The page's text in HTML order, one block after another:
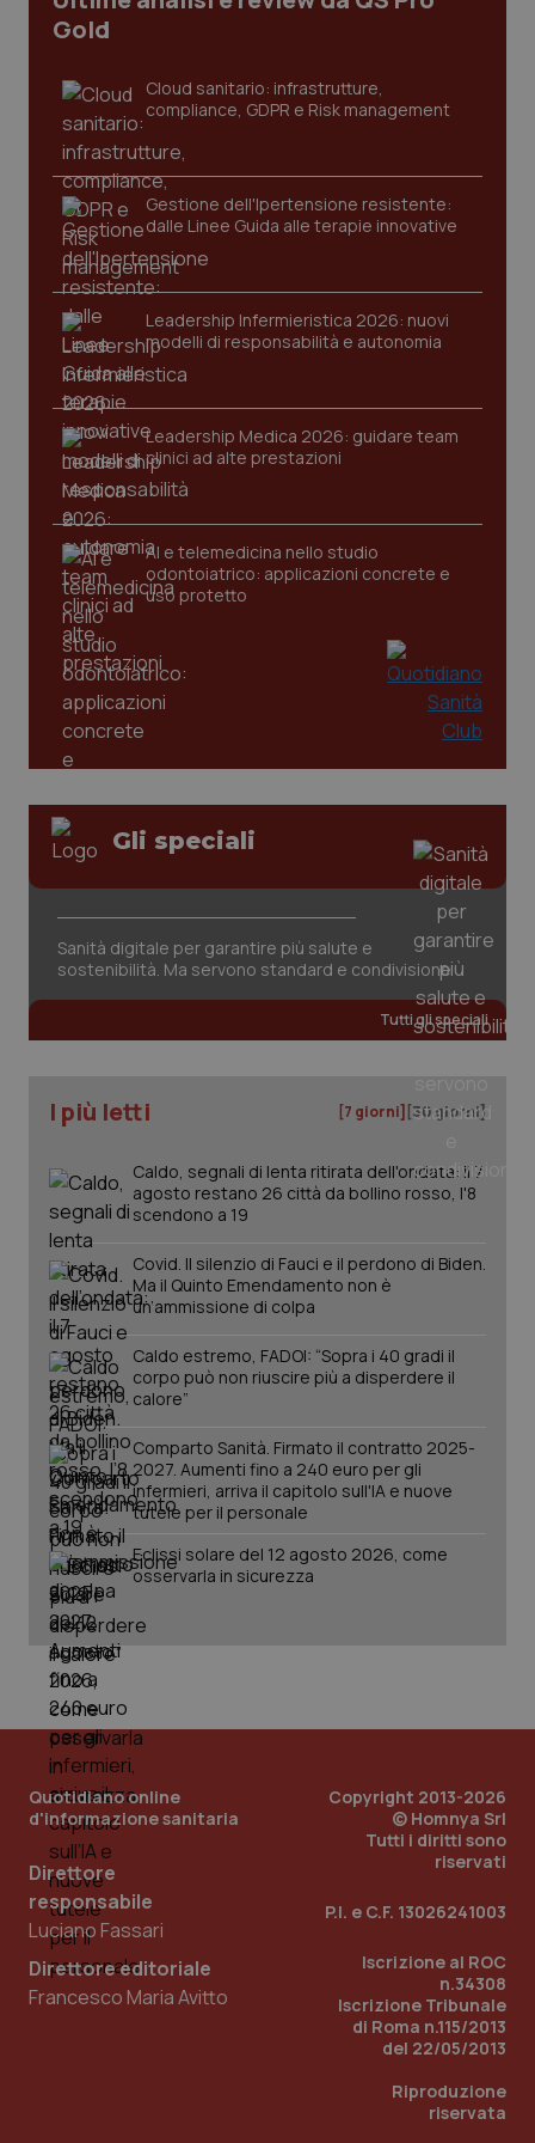
Gold
Cloud sanitario: infrastrutture,
compliance, GDPR e Risk management
Gestione dell'Ipertensione resistente:
dalle Linee Guida alle terapie innovative
Leadership Infermieristica 2026: nuovi
modelli di responsabilità e autonomia
Leadership Medica 2026: guidare team
clinici ad alte prestazioni
AI e telemedicina nello studio
odontoiatrico: applicazioni concrete e
uso protetto
Gli speciali
Sanità digitale per garantire più salute e
sostenibilità. Ma servono standard e condivisione
Tutti gli speciali
I più letti [7 giorni] [30 giorni]
Caldo, segnali di lenta ritirata dell'ondata: il 7
agosto restano 26 città da bollino rosso, l'8
scendono a 19
Covid. Il silenzio di Fauci e il perdono di Biden.
Ma il Quinto Emendamento non è
un’ammissione di colpa
Caldo estremo, FADOI: “Sopra i 40 gradi il
corpo può non riuscire più a disperdere il
calore”
Comparto Sanità. Firmato il contratto 2025-
2027. Aumenti fino a 240 euro per gli
infermieri, arriva il capitolo sull'IA e nuove
tutele per il personale
Eclissi solare del 12 agosto 2026, come
osservarla in sicurezza
Quotidiano online
d'informazione sanitaria
Direttore
responsabile
Luciano Fassari
Direttore editoriale
Francesco Maria Avitto
Copyright 2013-2026
© Homnya Srl
Tutti i diritti sono
riservati
P.I. e C.F. 13026241003
Iscrizione al ROC
n.34308
Iscrizione Tribunale
di Roma n.115/2013
del 22/05/2013
Riproduzione
riservata
I cookie necessari contribuiscono a rendere fruibile il
sito web abilitandone funzionalità di base quali la
funzionare correttamente senza questi cookie.
Nome
Dominio
VISITOR_PRIVACY_METADATA
.youtube.com
CookieScriptConsent
CookieScript
www.quotidianosanita.it
tracking-sites-ironfish-
www.quotidianosanita.it
2
session-id
www.quotidianosanita.it
2
_ga
Google LLC